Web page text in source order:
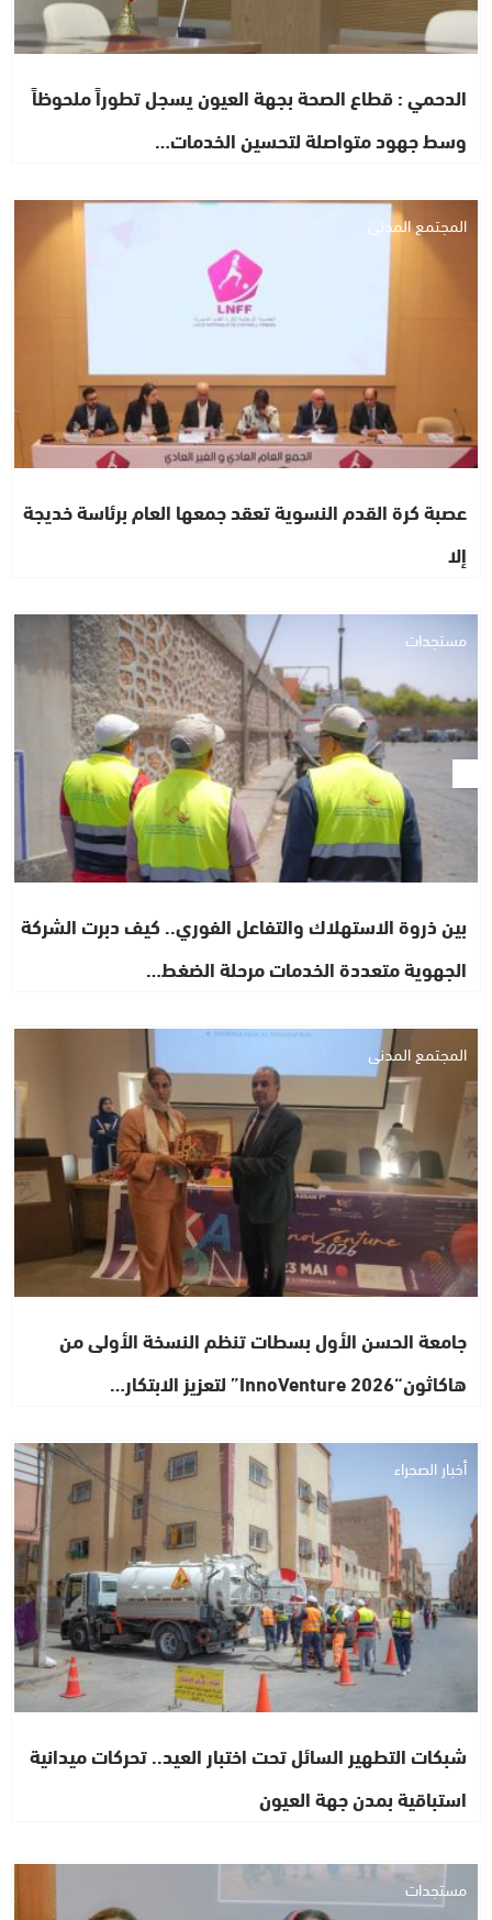
الدحمي : قطاع الصحة بجهة العيون يسجل تطوراً ملحوظاً
وسط جهود متواصلة لتحسين الخدمات…
المجتمع المدني
عصبة كرة القدم النسوية تعقد جمعها العام برئاسة خديجة
إلا
مستجدات
بين ذروة الاستهلاك والتفاعل الفوري.. كيف دبرت الشركة
الجهوية متعددة الخدمات مرحلة الضغط…
المجتمع المدني
جامعة الحسن الأول بسطات تنظم النسخة الأولى من
هاكاثون“InnoVenture 2026” لتعزيز الابتكار…
أخبار الصحراء
شبكات التطهير السائل تحت اختبار العيد.. تحركات ميدانية
استباقية بمدن جهة العيون
مستجدات